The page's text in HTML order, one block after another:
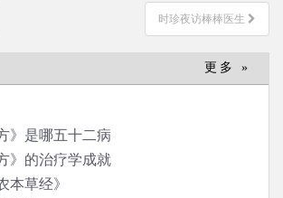
时珍夜访棒棒医生
更多 »
》是哪五十二病
》的治疗学成就
本草经》